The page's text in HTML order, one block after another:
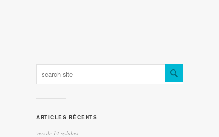
ARTICLES RÉCENTS
vers de 14 syllabes